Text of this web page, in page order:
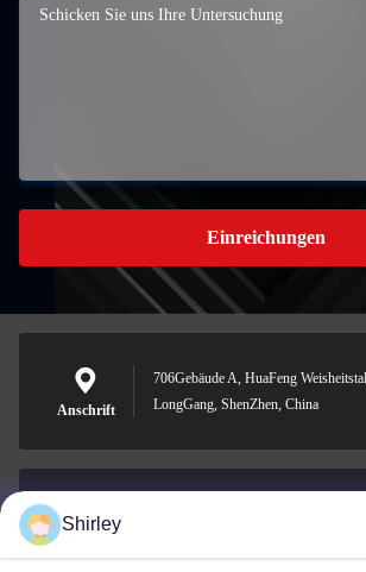
Einreichungen
Anschrift
706Gebäude A, HuaFeng
LongGang, ShenZhen, China
E-Mail-Adresse
Shirley